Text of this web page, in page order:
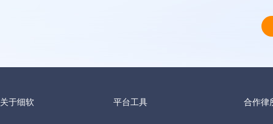
关于细软 平台工具 合作律